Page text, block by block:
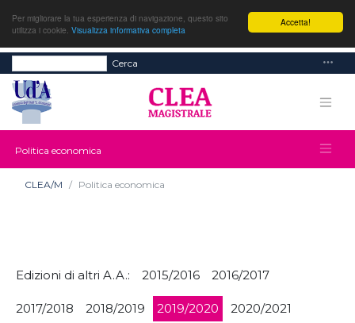
Accetta!
Per migliorare la tua esperienza di navigazione, questo sito
utilizza i cookie. Visualizza informativa completa
Cerca
Politica economica
CLEA/M Politica economica
Edizioni di altri A.A.: 2015/2016 2016/2017
2017/2018 2018/2019 2019/2020 2020/2021